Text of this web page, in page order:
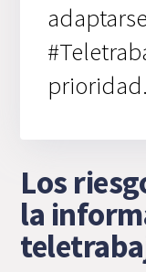
prioridad.
Los
la